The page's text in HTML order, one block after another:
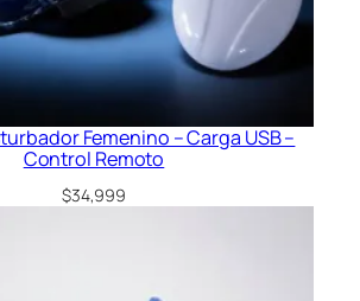
Femenino – Carga USB –
Control Remoto
$34,999